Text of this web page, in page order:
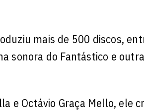
mais de 500 discos,
sonora do Fantástico e
e Octávio Graça Mello, ele